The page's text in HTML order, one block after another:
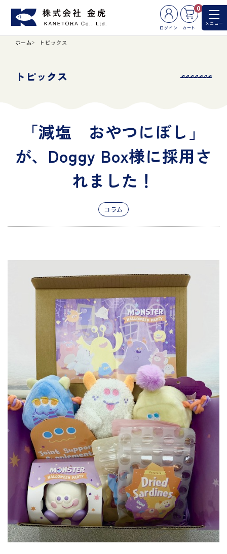
ログイン
0
カート
メニュー
ホーム トピックス
トピックス
「減塩 おやつにぼし」
が、Doggy Box様に採用さ
れました！
コラム